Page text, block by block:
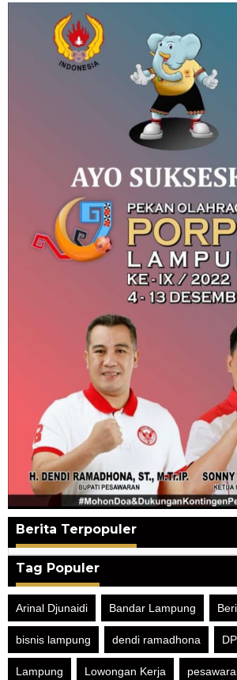
Berita Terpopuler
Tag Populer
Arinal Djunaidi Bandar Lampung
bisnis lampung dendi ramadhona
Lampung Lowongan Kerja